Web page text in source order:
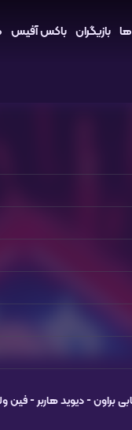
بازیگران باکس آفیس
براون -دیوید هاربر -فین